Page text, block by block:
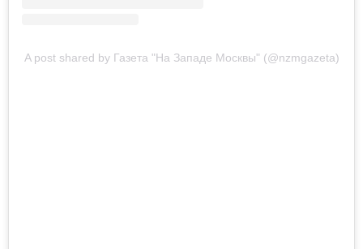
A post shared by Газета "На Западе Москвы" (@nzmgazeta)